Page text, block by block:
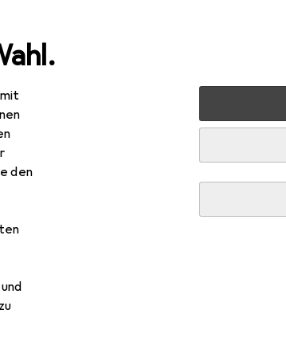
den
Schrauben +